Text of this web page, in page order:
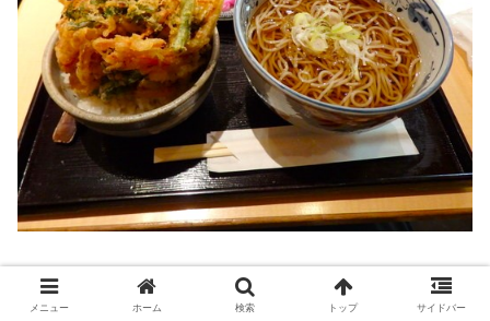
山手線で「上野」まで出て、少し遅めの夕食。
良い感じの『蕎麦屋』に入りました。
メニュー ホーム 検索 トップ サイドバー